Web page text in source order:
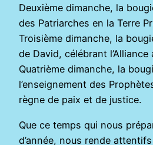
Deuxième dimanche, la
des Patriarches en la Terre
Troisième dimanche, la
de David, célébrant l’Alliance
Quatrième dimanche, la
l’enseignement des
règne de paix et de justice.
Que ce temps qui nous
d’année, nous rende